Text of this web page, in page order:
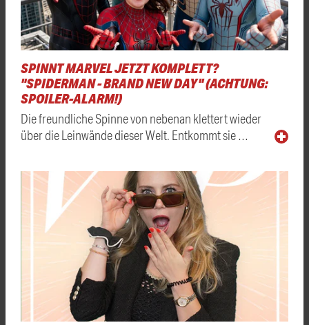
SPINNT MARVEL JETZT KOMPLETT?
"SPIDERMAN - BRAND NEW DAY" (ACHTUNG:
SPOILER-ALARM!)
Die freundliche Spinne von nebenan klettert wieder
über die Leinwände dieser Welt. Entkommt sie …